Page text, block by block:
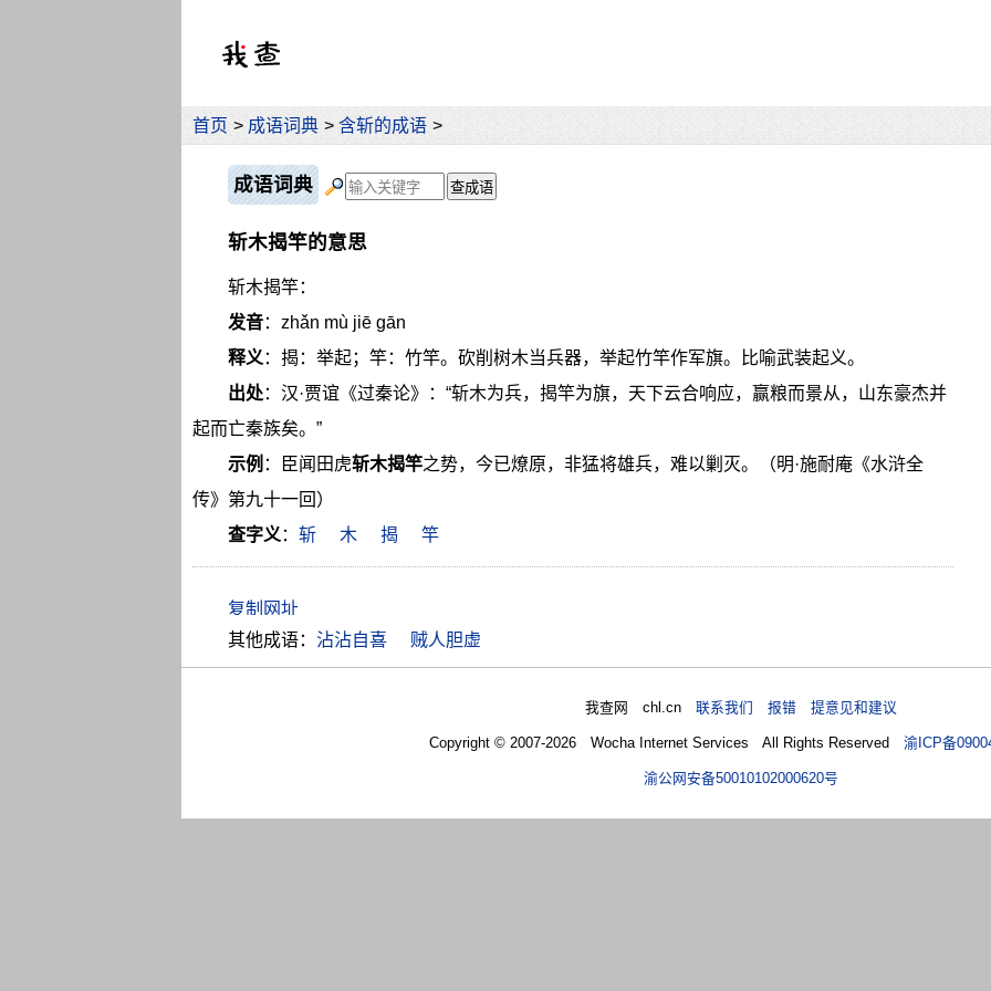
首页 > 成语词典 > 含斩的成语 >
成语词典
斩木揭竿的意思
斩木揭竿：
发音：zhǎn mù jiē gān
释义：揭：举起；竿：竹竿。砍削树木当兵器，举起竹竿作军旗。比喻武装起义。
出处：汉·贾谊《过秦论》：“斩木为兵，揭竿为旗，天下云合响应，赢粮而景从，山东豪杰并
起而亡秦族矣。”
示例 ：臣闻田虎斩木揭竿之势，今已燎原，非猛将雄兵，难以剿灭。（明·施耐庵《水浒全
传》第九十一回）
查字义： 斩 木 揭 竿
其他成语： 沾沾自喜 贼人胆虚
我查网 chl.cn联系我们 报错 提意见和建议
Copyright © 2007-2026 Wocha Internet Services All Rights Reserved渝ICP备
渝公网安备50010102000620号